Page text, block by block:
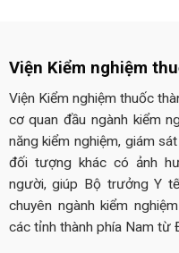
Viện Kiểm nghiệm
Viện Kiểm nghiệm thuốc
cơ quan đầu ngành kiểm
năng kiểm nghiệm, giám
đối tượng khác có ảnh
người, giúp Bộ trưởng Y
chuyên ngành kiểm
các tỉnh thành phía Nam từ